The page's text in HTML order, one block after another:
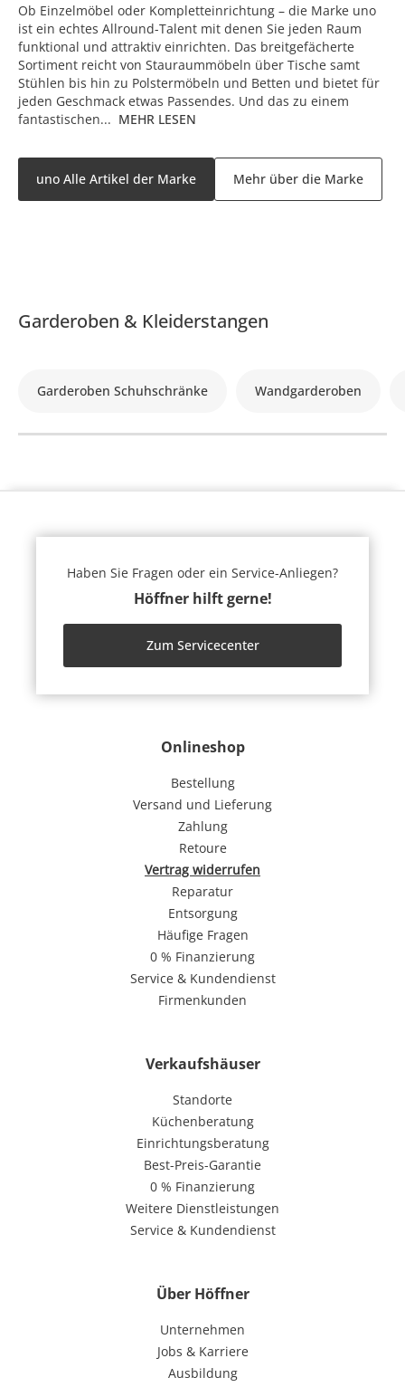
Ob Einzelmöbel oder Kompletteinrichtung – die Marke uno
ist ein echtes Allround-Talent mit denen Sie jeden Raum
funktional und attraktiv einrichten. Das breitgefächerte
Sortiment reicht von Stauraummöbeln über Tische samt
Stühlen bis hin zu Polstermöbeln und Betten und bietet für
jeden Geschmack etwas Passendes. Und das zu einem
fantastischen... MEHR LESEN
uno Alle Artikel der Marke Mehr über die Marke
Garderoben & Kleiderstangen
Garderoben Schuhschränke Wandgarderoben
Onlineshop
Bestellung
Versand und Lieferung
Zahlung
Retoure
Vertrag widerrufen
Reparatur
Entsorgung
Häufige Fragen
0 % Finanzierung
Service & Kundendienst
Firmenkunden
Verkaufshäuser
Standorte
Küchenberatung
Einrichtungsberatung
Best-Preis-Garantie
0 % Finanzierung
Weitere Dienstleistungen
Service & Kundendienst
Über Höffner
Unternehmen
Jobs & Karriere
Ausbildung
Haben Sie Fragen oder ein Service-Anliegen?
Höffner hilft gerne!
Zum Servicecenter